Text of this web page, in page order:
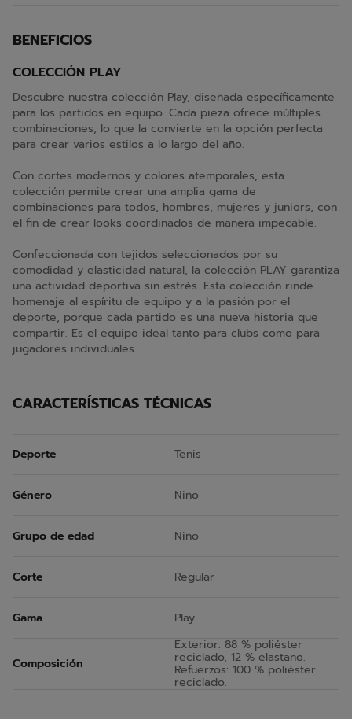
BENEFICIOS
COLECCIÓN PLAY
Descubre nuestra colección Play, diseñada específicamente
para los partidos en equipo. Cada pieza ofrece múltiples
combinaciones, lo que la convierte en la opción perfecta
para crear varios estilos a lo largo del año.
Con cortes modernos y colores atemporales, esta
colección permite crear una amplia gama de
combinaciones para todos, hombres, mujeres y juniors, con
el fin de crear looks coordinados de manera impecable.
Confeccionada con tejidos seleccionados por su
comodidad y elasticidad natural, la colección PLAY garantiza
una actividad deportiva sin estrés. Esta colección rinde
homenaje al espíritu de equipo y a la pasión por el
deporte, porque cada partido es una nueva historia que
compartir. Es el equipo ideal tanto para clubs como para
jugadores individuales.
CARACTERÍSTICAS TÉCNICAS
Deporte Tenis
Género Niño
Grupo de edad Niño
Corte Regular
Gama Play
Composición
Exterior: 88 % poliéster
reciclado, 12 % elastano.
Refuerzos: 100 % poliéster
reciclado.